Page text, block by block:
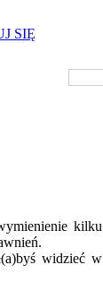
SIĘ
kilku
widzieć w